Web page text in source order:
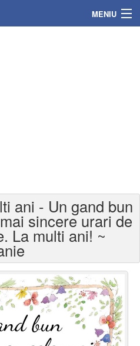
MENIU
ani - Un gand bun
sincere urari de
La multi ani! ~